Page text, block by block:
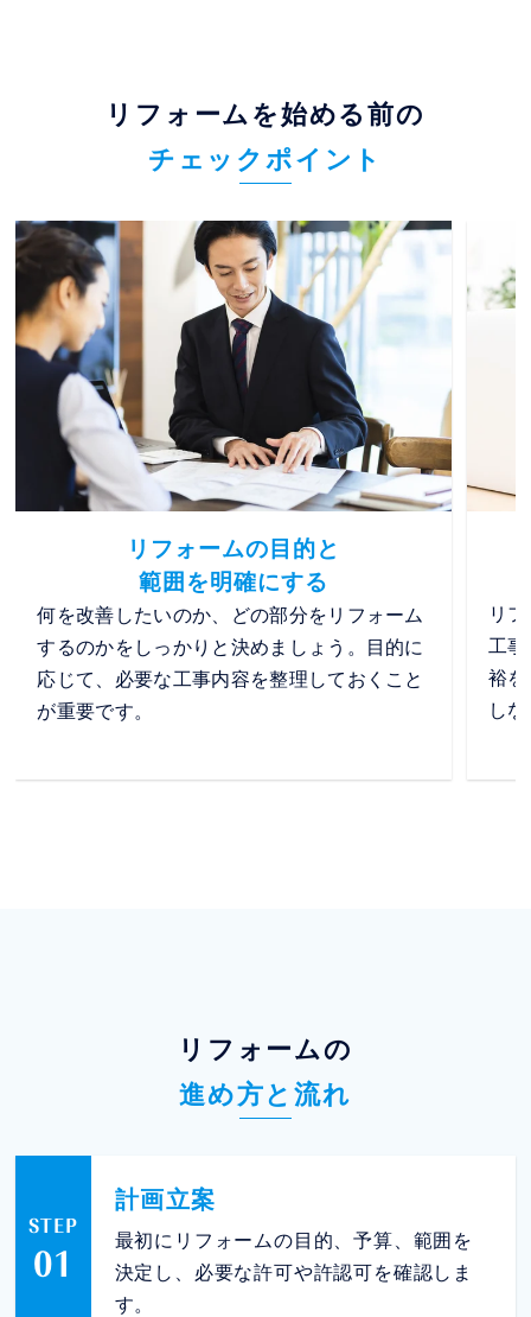
リフォームを始める前の
チェックポイント
リフォームの目的と
範囲を明確にする
何を改善したいのか、どの部分をリフォーム
するのかをしっかりと決めましょう。目的に
応じて、必要な工事内容を整理しておくこと
が重要です。
リ
工
裕
し
リフォームの
進め方と流れ
STEP
01
計画立案
最初にリフォームの目的、予算、範囲を
決定し、必要な許可や許認可を確認しま
す。